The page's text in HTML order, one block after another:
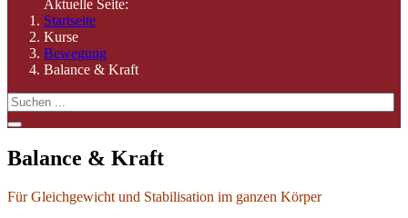
Aktuelle Seite:
Startseite
Kurse
Bewegung
Balance & Kraft
Balance & Kraft
Für Gleichgewicht und Stabilisation im ganzen Körper